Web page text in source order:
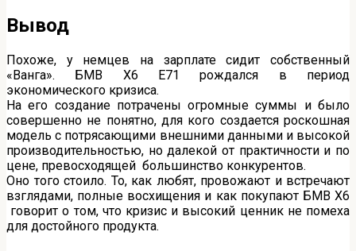
Вывод
Похоже, у немцев на зарплате сидит собственный
«Ванга». БМВ X6 Е71 рождался в период
экономического кризиса.
На его создание потрачены огромные суммы и было
совершенно не понятно, для кого создается роскошная
модель с потрясающими внешними данными и высокой
производительностью, но далекой от практичности и по
цене, превосходящей большинство конкурентов.
Оно того стоило. То, как любят, провожают и встречают
взглядами, полные восхищения и как покупают БМВ X6
говорит о том, что кризис и высокий ценник не помеха
для достойного продукта.